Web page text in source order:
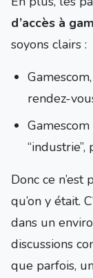
d’accès à
soyons clairs :
rendez-
Donc ce
qu’on y était.
dans un
discussions
que parfois,